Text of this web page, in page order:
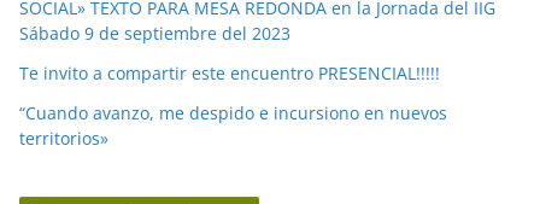
SOCIAL» TEXTO PARA MESA REDONDA en la Jornada del IIG
Sábado 9 de septiembre del 2023
Te invito a compartir este encuentro PRESENCIAL!!!!!
“Cuando avanzo, me despido e incursiono en nuevos
territorios»